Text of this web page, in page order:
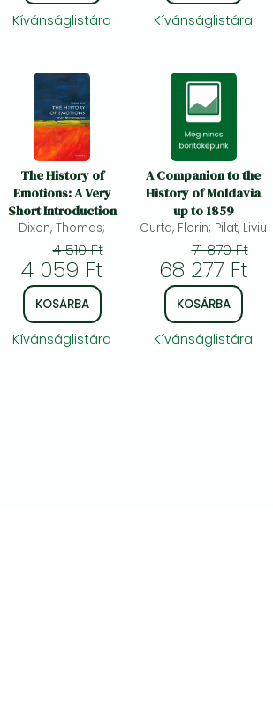
Kívánságlistára Kívánságlistára
The History of
Emotions: A Very
Short Introduction
Dixon, Thomas;
4 510 Ft
4 059 Ft
KOSÁRBA
Kívánságlistára
A Companion to the
History of Moldavia
up to 1859
Curta, Florin; Pilat, Liviu
71 870 Ft
68 277 Ft
KOSÁRBA
Kívánságlistára